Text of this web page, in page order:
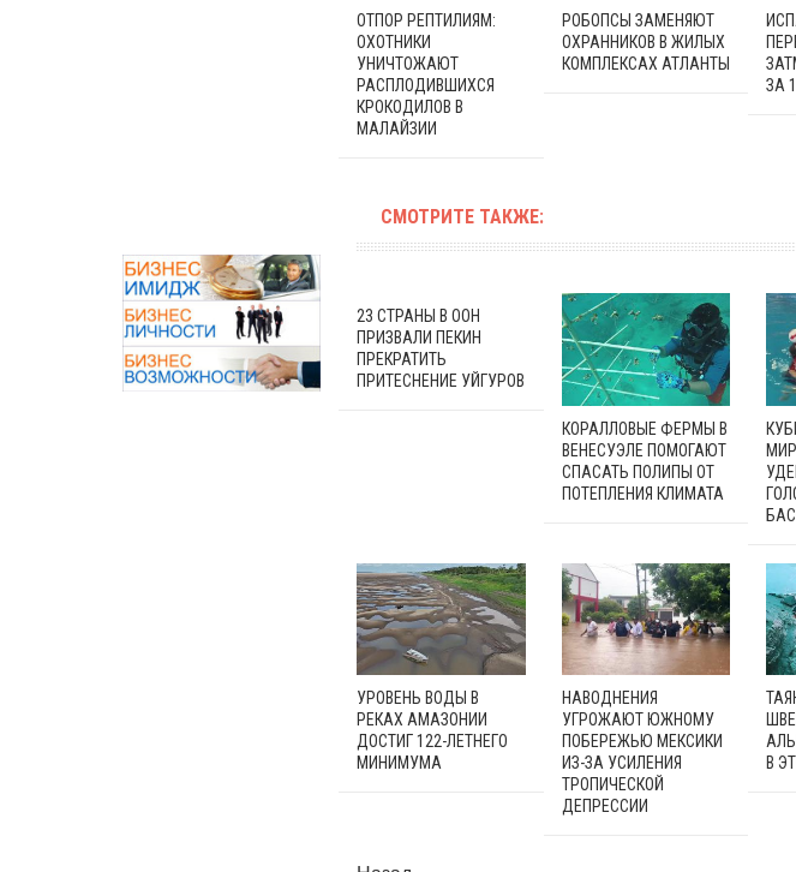
ОТПОР РЕПТИЛИЯМ:
ОХОТНИКИ
УНИЧТОЖАЮТ
РАСПЛОДИВШИХСЯ
КРОКОДИЛОВ В
МАЛАЙЗИИ
РОБОПСЫ ЗАМЕНЯЮТ
ОХРАННИКОВ В ЖИЛЫХ
КОМПЛЕКСАХ АТЛАНТЫ
ЗА
СМОТРИТЕ ТАКЖЕ:
23 СТРАНЫ В ООН
ПРИЗВАЛИ ПЕКИН
ПРЕКРАТИТЬ
ПРИТЕСНЕНИЕ УЙГУРОВ
КОРАЛЛОВЫЕ ФЕРМЫ В
ВЕНЕСУЭЛЕ ПОМОГАЮТ
СПАСАТЬ ПОЛИПЫ ОТ
ПОТЕПЛЕНИЯ КЛИМАТА
УРОВЕНЬ ВОДЫ В
РЕКАХ АМАЗОНИИ
ДОСТИГ 122-ЛЕТНЕГО
МИНИМУМА
НАВОДНЕНИЯ
УГРОЖАЮТ ЮЖНОМУ
ПОБЕРЕЖЬЮ МЕКСИКИ
ИЗ-ЗА УСИЛЕНИЯ
ТРОПИЧЕСКОЙ
ДЕПРЕССИИ
В